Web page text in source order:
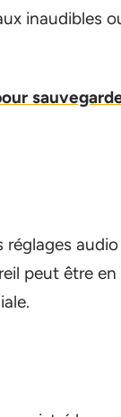
inaudibles
audio
peut être